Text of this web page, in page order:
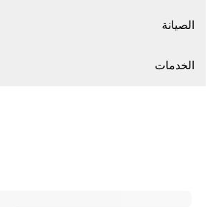
الصيانة
الخدمات